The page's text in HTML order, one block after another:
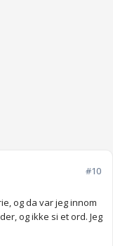
#10
og da var jeg innom
og ikke si et ord. Jeg